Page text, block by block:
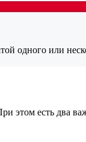
одного или
этом есть два